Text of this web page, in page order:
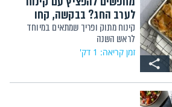
לערב החג? בבקשה, קחו
קינוח מתוק ופריך שמתאים במיוחד
לראש השנה
זמן קריאה: 1 דק'